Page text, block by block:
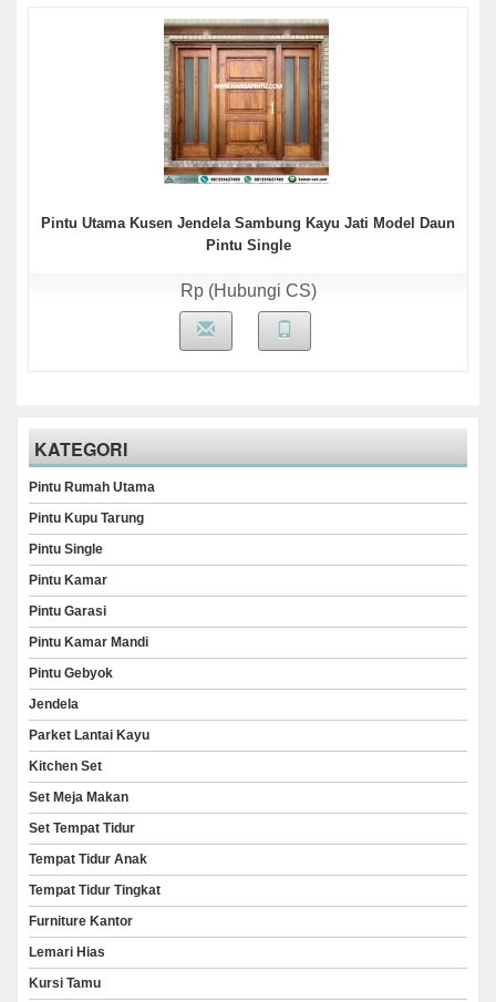
Pintu Utama Kusen Jendela Sambung Kayu Jati Model Daun
Pintu Single
Rp (Hubungi CS)
KATEGORI
Pintu Rumah Utama
Pintu Kupu Tarung
Pintu Single
Pintu Kamar
Pintu Garasi
Pintu Kamar Mandi
Pintu Gebyok
Jendela
Parket Lantai Kayu
Kitchen Set
Set Meja Makan
Set Tempat Tidur
Tempat Tidur Anak
Tempat Tidur Tingkat
Furniture Kantor
Lemari Hias
Kursi Tamu